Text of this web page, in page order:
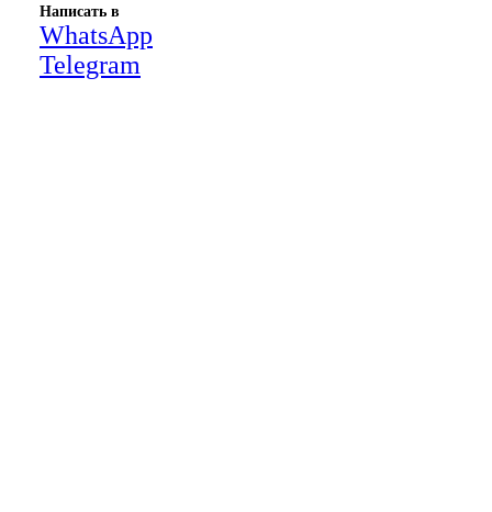
Написать в
WhatsApp
Telegram